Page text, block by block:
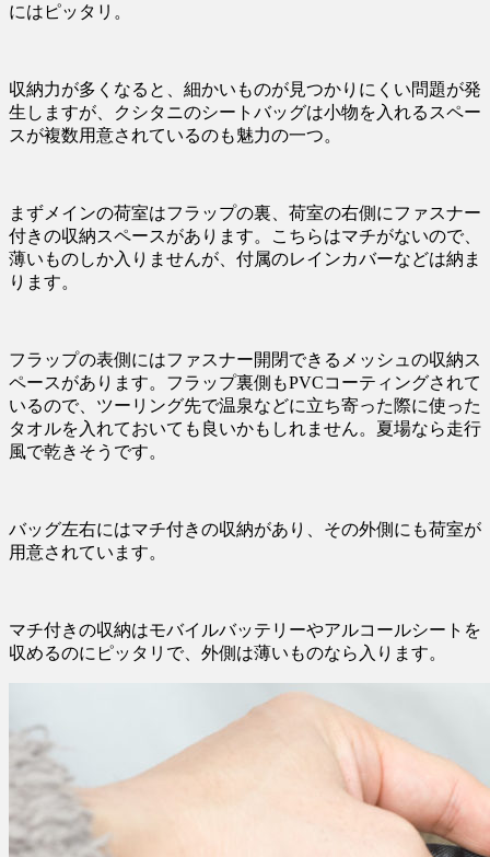
にはピッタリ。
収納力が多くなると、細かいものが見つかりにくい問題が発
生しますが、クシタニのシートバッグは小物を入れるスペー
スが複数用意されているのも魅力の一つ。
まずメインの荷室はフラップの裏、荷室の右側にファスナー
付きの収納スペースがあります。こちらはマチがないので、
薄いものしか入りませんが、付属のレインカバーなどは納ま
ります。
フラップの表側にはファスナー開閉できるメッシュの収納ス
ペースがあります。フラップ裏側もPVCコーティングされて
いるので、ツーリング先で温泉などに立ち寄った際に使った
タオルを入れておいても良いかもしれません。夏場なら走行
風で乾きそうです。
バッグ左右にはマチ付きの収納があり、その外側にも荷室が
用意されています。
マチ付きの収納はモバイルバッテリーやアルコールシートを
収めるのにピッタリで、外側は薄いものなら入ります。